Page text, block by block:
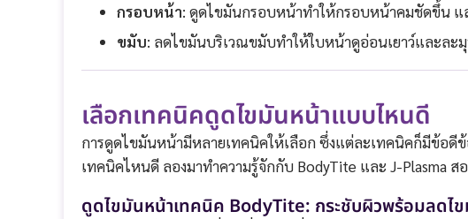
กรอบหน้า: ดูดไขมันกรอบหน้าทำให้กรอบหน้าคมชัดขึ้น
ขมับ: ลดไขมันบริเวณขมับทำให้ใบหน้าดูอ่อนเยาว์และละ
เลือกเทคนิคดูดไขมันหน้าแบบไหนดี
การดูดไขมันหน้ามีหลายเทคนิคให้เลือก ซึ่งแต่ละเทคนิคก็มีข้อดี
เทคนิคไหนดี ลองมาทำความรู้จักกับ BodyTite และ J-Plasma ส
ดูดไขมันหน้าเทคนิค BodyTite: กระชับผิวพร้อมลดไ